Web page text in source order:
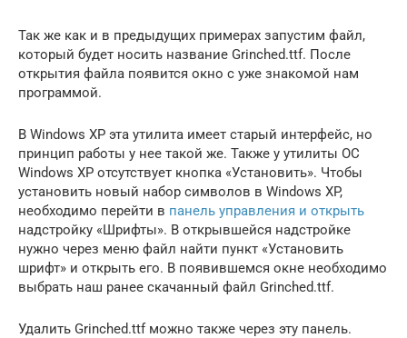
Так же как и в предыдущих примерах запустим файл,
который будет носить название Grinched.ttf. После
открытия файла появится окно с уже знакомой нам
программой.
В Windows XP эта утилита имеет старый интерфейс, но
принцип работы у нее такой же. Также у утилиты ОС
Windows XP отсутствует кнопка «Установить». Чтобы
установить новый набор символов в Windows XP,
необходимо перейти в панель управления и открыть
надстройку «Шрифты». В открывшейся надстройке
нужно через меню файл найти пункт «Установить
шрифт» и открыть его. В появившемся окне необходимо
выбрать наш ранее скачанный файл Grinched.ttf.
Удалить Grinched.ttf можно также через эту панель.